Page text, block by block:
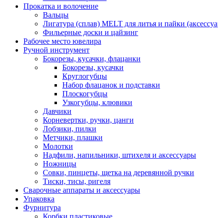
Прокатка и волочение
Вальцы
Лигатура (сплав) MELT для литья и пайки
Фильерные доски и цайзинг
Рабочее место ювелира
Ручной инструмент
Бокорезы, кусачки, флацанки
Бокорезы, кусачки
Круглогубцы
Набор флацанок и подставки
Плоскогубцы
Узкогубцы, клювики
Давчики
Корневертки, ручки, цанги
Лобзики, пилки
Метчики, плашки
Молотки
Надфили, напильники, штихеля и аксессуары
Ножницы
Совки, пинцеты, щетка на деревянной ручки
Тиски, тисы, ригеля
Сварочные аппараты и аксессуары
Упаковка
Фурнитура
Корбки пластиковые